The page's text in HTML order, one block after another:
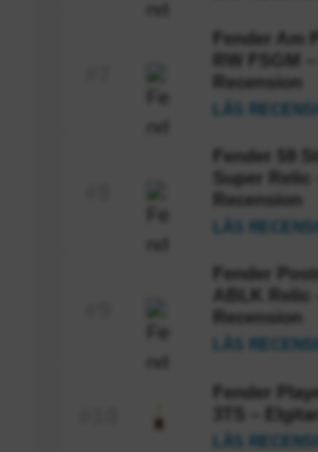
Fender Am
RW FSGM
Recension
Fender 59
Super Relic
Recension
Fender
ABLK Relic
Recension
Fender
3TS –
LÄS